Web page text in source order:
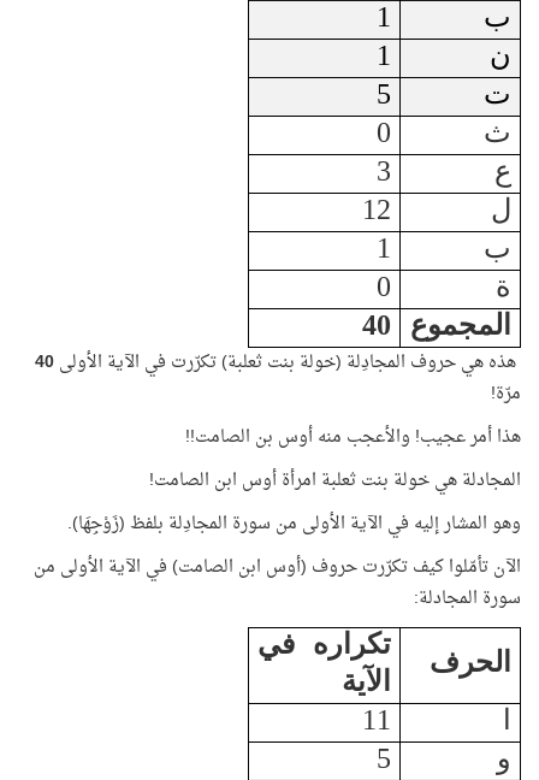
ب
1
ن
1
ت
5
ث
0
ع
3
ل
12
ب
1
ة
0
المجموع
40
هذه هي حروف المجادِلة (خولة بنت ثعلبة) تكرّرت في الآية الأولى40
مرّة!
هذا أمر عجيب! والأعجب منه أوس بن الصامت!!
المجادلة هي خولة بنت ثعلبة امرأة أوس ابن الصامت!
وهو المشار إليه في الآية الأولى من سورة المجادِلة بلفظ (زَوْجِهَا).
الآن تأمّلوا كيف تكرّرت حروف (أوس ابن الصامت) في الآية الأولى من
سورة المجادلة:
الحرف
تكراره في
الآية
11
و
5